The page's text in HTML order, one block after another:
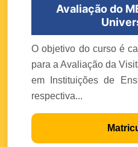
Avaliação do
O objetivo do curso é
para a Avaliação da
em Instituições de
respectiva...